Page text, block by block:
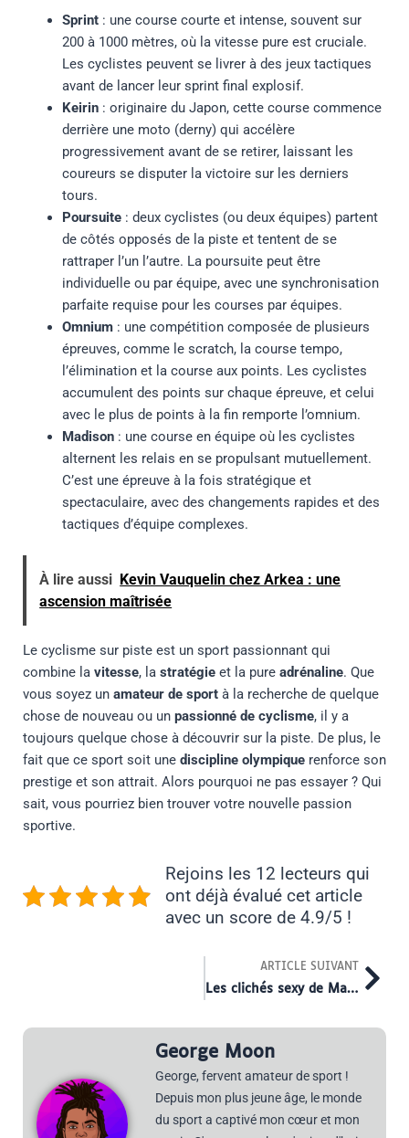
Sprint : une course courte et intense, souvent sur
200 à 1000 mètres, où la vitesse pure est cruciale.
Les cyclistes peuvent se livrer à des jeux tactiques
avant de lancer leur sprint final explosif.
Keirin : originaire du Japon, cette course commence
derrière une moto (derny) qui accélère
progressivement avant de se retirer, laissant les
coureurs se disputer la victoire sur les derniers
tours.
Poursuite : deux cyclistes (ou deux équipes) partent
de côtés opposés de la piste et tentent de se
rattraper l’un l’autre. La poursuite peut être
individuelle ou par équipe, avec une synchronisation
parfaite requise pour les courses par équipes.
Omnium : une compétition composée de plusieurs
épreuves, comme le scratch, la course tempo,
l’élimination et la course aux points. Les cyclistes
accumulent des points sur chaque épreuve, et celui
avec le plus de points à la fin remporte l’omnium.
Madison : une course en équipe où les cyclistes
alternent les relais en se propulsant mutuellement.
C’est une épreuve à la fois stratégique et
spectaculaire, avec des changements rapides et des
tactiques d’équipe complexes.
À lire aussi Kevin Vauquelin chez Arkea : une
ascension maîtrisée
Le cyclisme sur piste est un sport passionnant qui
combine la vitesse, la stratégieet la pure adrénaline. Que
vous soyez un amateur de sportà la recherche de quelque
chose de nouveau ou un passionné de cyclisme, il y a
toujours quelque chose à découvrir sur la piste. De plus, le
fait que ce sport soit une discipline olympiquerenforce son
prestige et son attrait. Alors pourquoi ne pas essayer ? Qui
sait, vous pourriez bien trouver votre nouvelle passion
sportive.
Rejoins les 12 lecteurs qui
ont déjà évalué cet article
avec un score de 4.9/5 !
ARTICLE SUIVANT
Les clichés sexy de Marion Rousse nue en 2012 réapparaissent sur la toile
George Moon
George, fervent amateur de sport !
Depuis mon plus jeune âge, le monde
du sport a captivé mon cœur et mon